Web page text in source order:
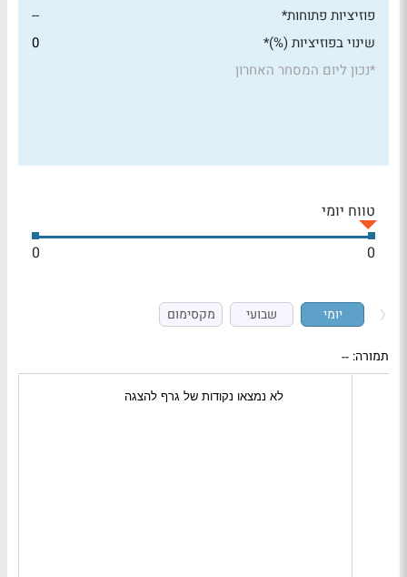
פוזיציות פתוחות*
--
שינוי בפוזיציות (%)*
0
*נכון ליום המסחר האחרון
טווח יומי
0
0
יומי שבועי מקסימום
תמורה: --